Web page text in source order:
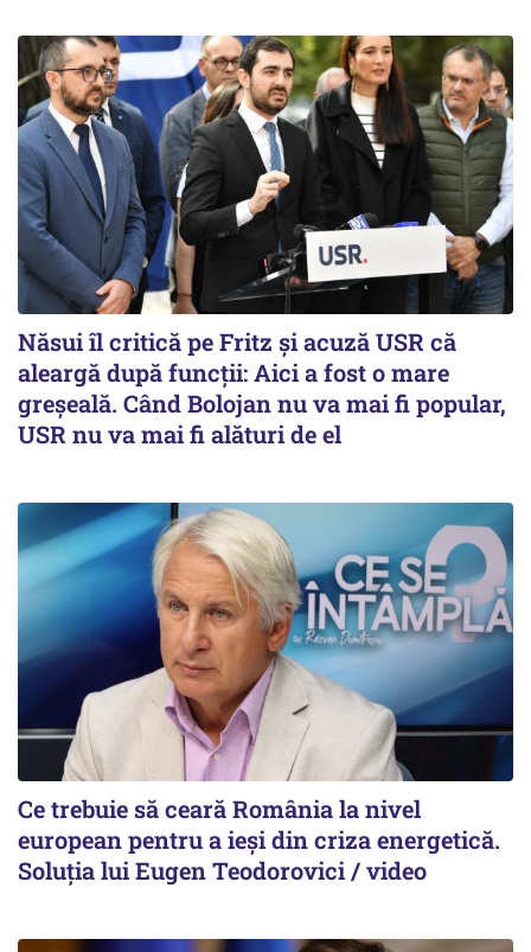
Năsui îl critică pe Fritz și acuză USR că
aleargă după funcții: Aici a fost o mare
greșeală. Când Bolojan nu va mai fi popular,
USR nu va mai fi alături de el
Ce trebuie să ceară România la nivel
european pentru a ieși din criza energetică.
Soluția lui Eugen Teodorovici / video